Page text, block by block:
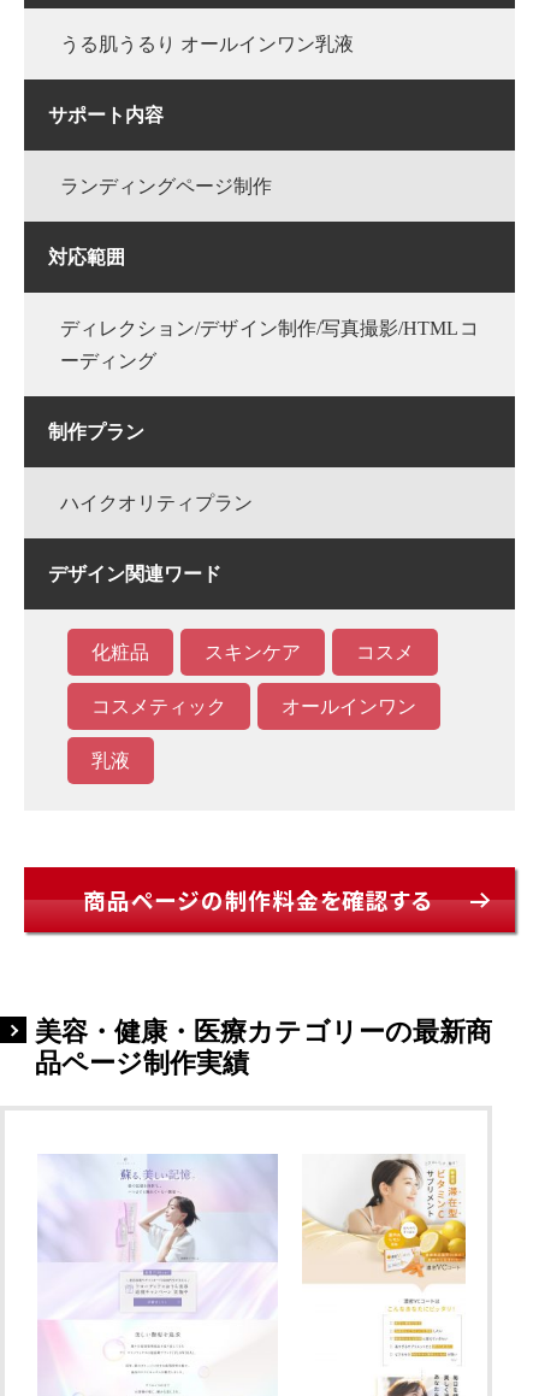
うる肌うるり オールインワン乳液
サポート内容
ランディングページ制作
対応範囲
ディレクション/デザイン制作/写真撮影/HTMLコ
ーディング
制作プラン
ハイクオリティプラン
デザイン関連ワード
化粧品 スキンケア コスメ
コスメティック オールインワン
乳液
商品ページの制作料金を確認する
美容・健康・医療カテゴリーの最新商
品ページ制作実績